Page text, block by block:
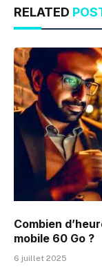
RELATED
Combien
mobile 60 Go ?
6 juillet 2025